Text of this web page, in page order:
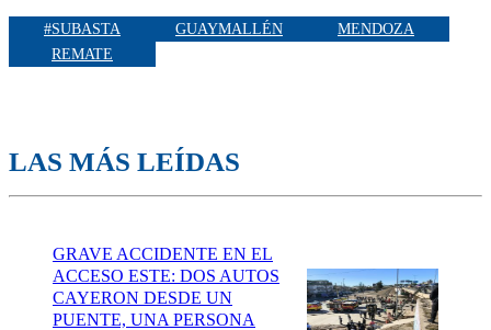
#SUBASTA GUAYMALLÉN
MENDOZA
REMATE
LAS MÁS LEÍDAS
GRAVE ACCIDENTE EN EL
ACCESO ESTE: DOS AUTOS
CAYERON DESDE UN
PUENTE, UNA PERSONA